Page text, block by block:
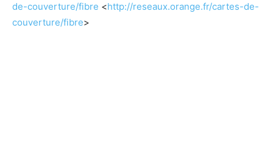
de-couverture/fibre <http://reseaux.orange.fr/cartes-de-
couverture/fibre>